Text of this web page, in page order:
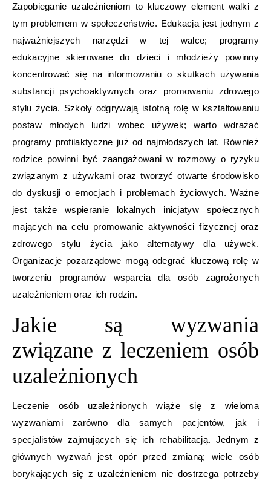
Zapobieganie uzależnieniom to kluczowy element walki z
tym problemem w społeczeństwie. Edukacja jest jednym z
najważniejszych narzędzi w tej walce; programy
edukacyjne skierowane do dzieci i młodzieży powinny
koncentrować się na informowaniu o skutkach używania
substancji psychoaktywnych oraz promowaniu zdrowego
stylu życia. Szkoły odgrywają istotną rolę w kształtowaniu
postaw młodych ludzi wobec używek; warto wdrażać
programy profilaktyczne już od najmłodszych lat. Również
rodzice powinni być zaangażowani w rozmowy o ryzyku
związanym z używkami oraz tworzyć otwarte środowisko
do dyskusji o emocjach i problemach życiowych. Ważne
jest także wspieranie lokalnych inicjatyw społecznych
mających na celu promowanie aktywności fizycznej oraz
zdrowego stylu życia jako alternatywy dla używek.
Organizacje pozarządowe mogą odegrać kluczową rolę w
tworzeniu programów wsparcia dla osób zagrożonych
uzależnieniem oraz ich rodzin.
Jakie są wyzwania
związane z leczeniem osób
uzależnionych
Leczenie osób uzależnionych wiąże się z wieloma
wyzwaniami zarówno dla samych pacjentów, jak i
specjalistów zajmujących się ich rehabilitacją. Jednym z
głównych wyzwań jest opór przed zmianą; wiele osób
borykających się z uzależnieniem nie dostrzega potrzeby